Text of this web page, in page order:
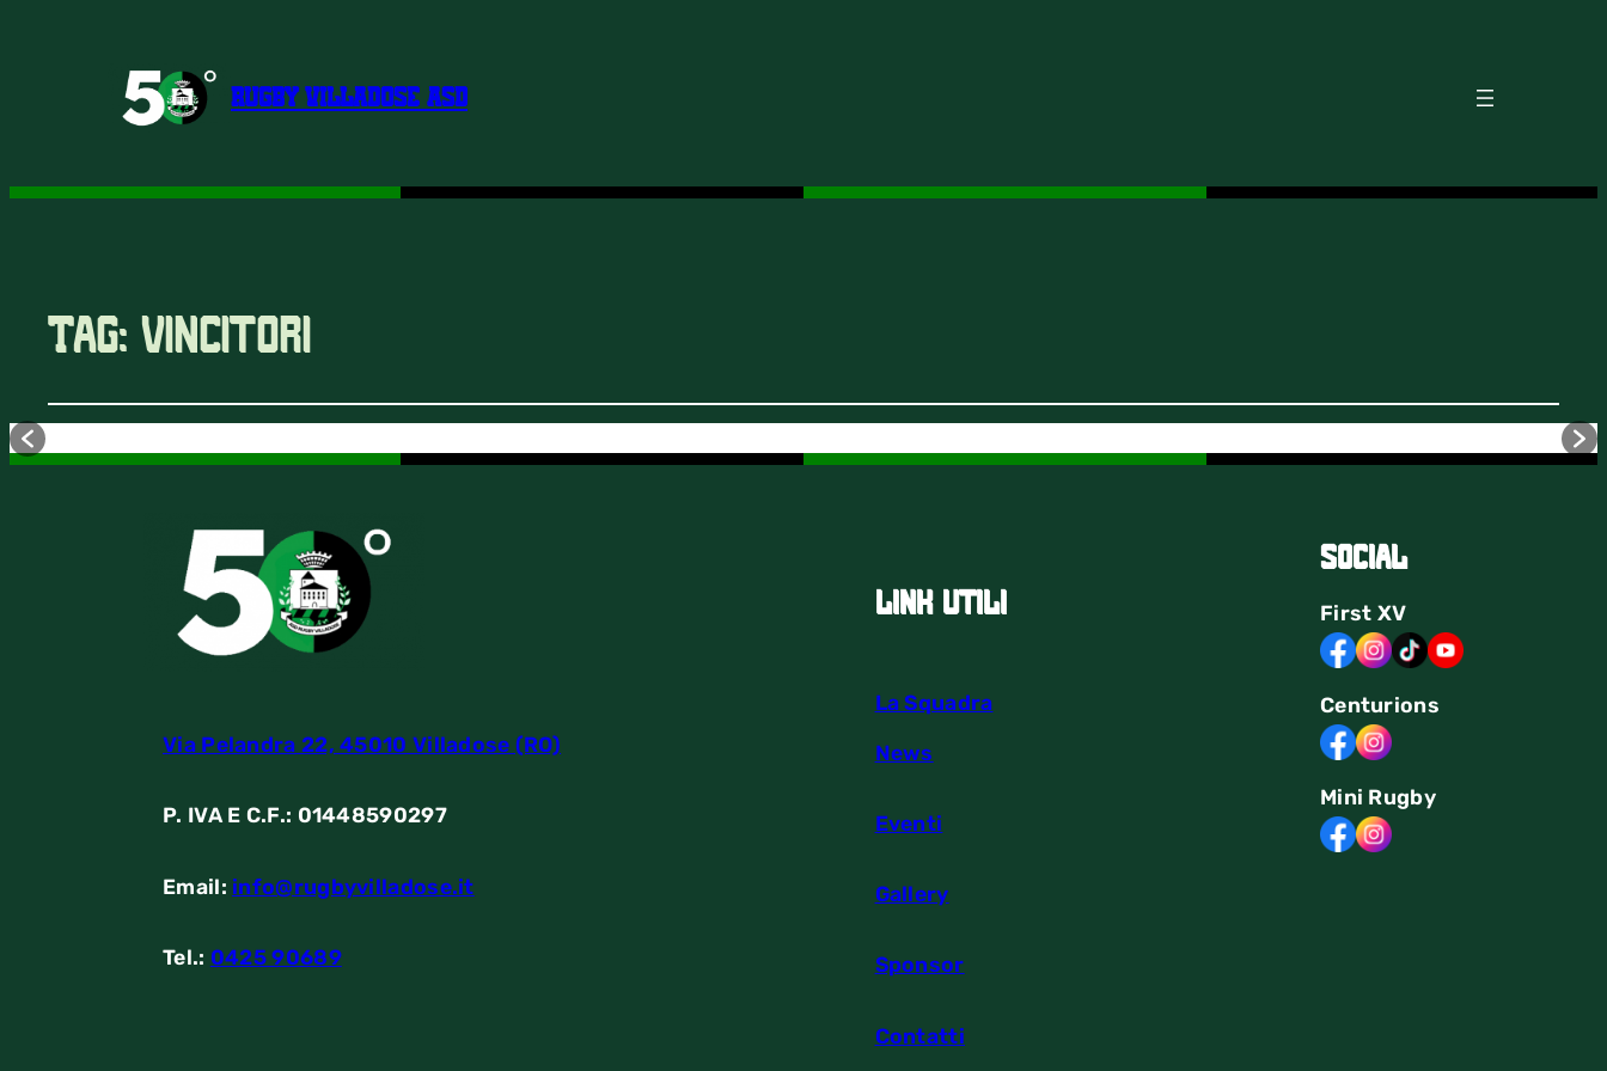
RUGBY VILLADOSE ASD
Tag: vincitori
Via Pelandra 22, 45010 Villadose (RO)
P. IVA E C.F.: 01448590297
Email: info@rugbyvilladose.it
Tel.: 0425 90689
link utili
La Squadra
News
Eventi
Gallery
Sponsor
Contatti
Social
First XV
Centurions
Mini Rugby